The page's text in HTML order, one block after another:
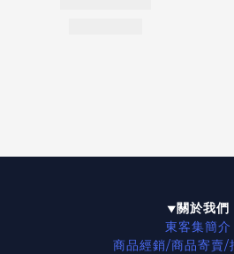
▼關於我們
東客集簡介
商品經銷/商品寄賣/